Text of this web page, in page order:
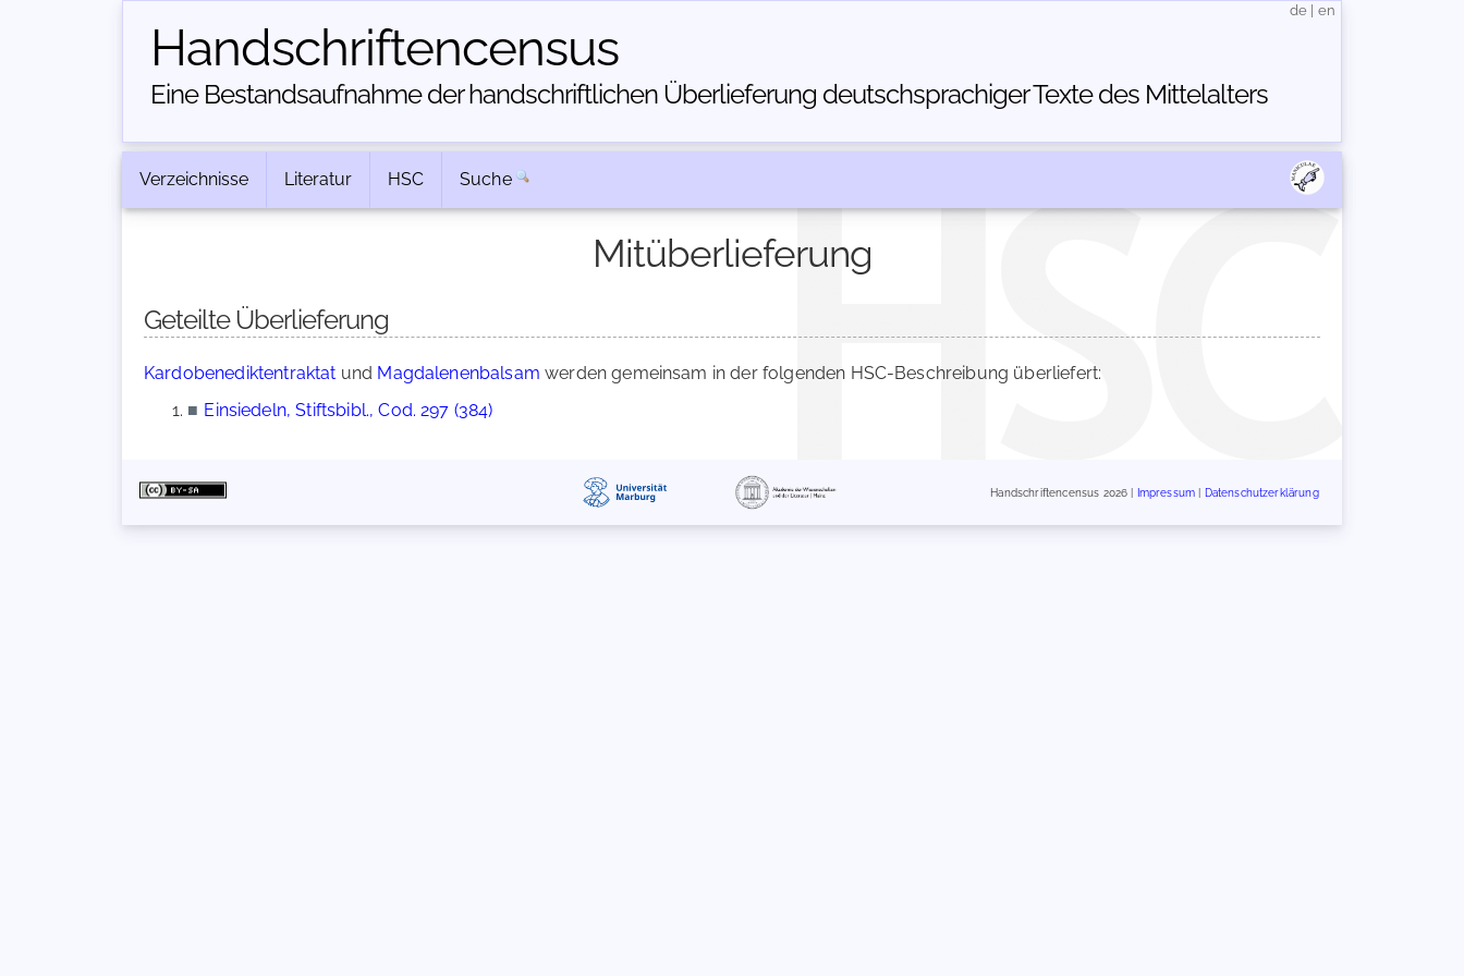
Handschriften­census
Eine Bestandsaufnahme der handschriftlichen Über­lieferung deutschsprachiger Texte des Mittelalters
de en
Verzeichnisse Literatur HSC Suche
Mitüberlieferung
Geteilte Überlieferung
Kardobenediktentraktat und Magdalenenbalsam werden gemeinsam in der folgenden HSC-Beschreibung überliefert:
■ Einsiedeln, Stiftsbibl., Cod. 297 (384)
Handschriftencensus 2026 | Impressum Datenschutzerklärung